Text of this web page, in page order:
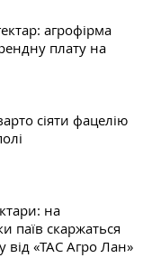
агрофірма
плату на
сіяти фацелію
на
паїв скаржаться
від «ТАС Агро Лан»